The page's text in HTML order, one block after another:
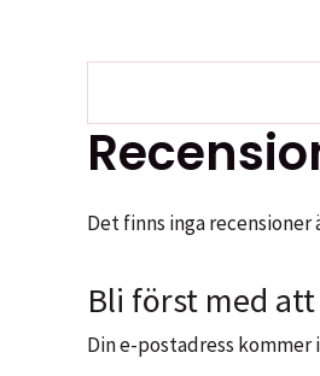
Det finns inga recensioner
Bli först med att
Din e-postadress kommer